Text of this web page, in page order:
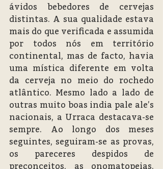
ávidos bebedores de cervejas
distintas. A sua qualidade estava
mais do que verificada e assumida
por todos nós em território
continental, mas de facto, havia
uma mística diferente em volta
da cerveja no meio do rochedo
atlântico. Mesmo lado a lado de
outras muito boas india pale ale’s
nacionais, a Urraca destacava-se
sempre. Ao longo dos meses
seguintes, seguiram-se as provas,
os pareceres despidos de
preconceitos, as onomatopeias.